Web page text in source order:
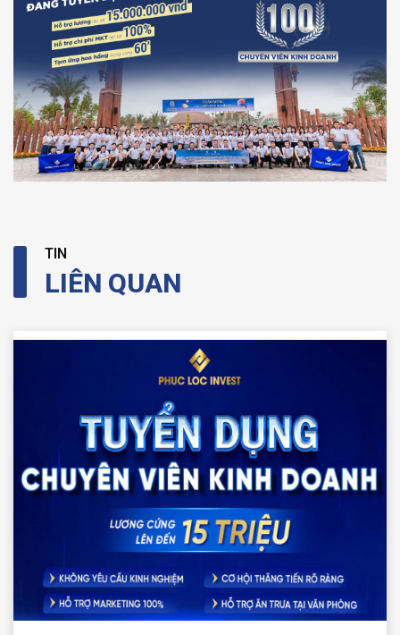
TIN
LIÊN QUAN